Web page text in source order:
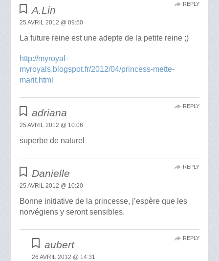
A.Lin
25 AVRIL 2012 @ 09:50
La future reine est une adepte de la petite reine ;)
http://myroyal-
myroyals.blogspot.fr/2012/04/princess-mette-
marit.html
REPLY
adriana
25 AVRIL 2012 @ 10:06
superbe de naturel
REPLY
Danielle
25 AVRIL 2012 @ 10:20
Bonne initiative de la princesse, j’espère que les
norvégiens y seront sensibles.
REPLY
aubert
26 AVRIL 2012 @ 14:31
REPLY